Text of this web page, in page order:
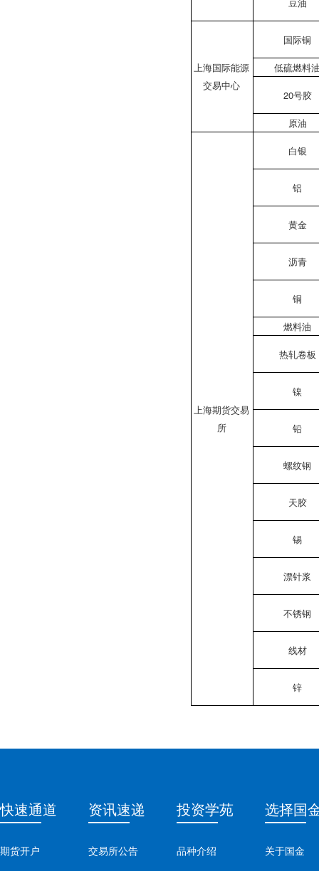
上海国际能源
交易中心
国际铜
低硫燃料
20号胶
原油
上海期货交易
所
白银
铝
黄金
沥青
铜
燃料油
热轧卷板
镍
铅
螺纹钢
天胶
锡
漂针浆
不锈钢
线材
锌
快速通道
期货开户
资讯速递
交易所公告
投资学苑
品种介绍
选择国
关于国金